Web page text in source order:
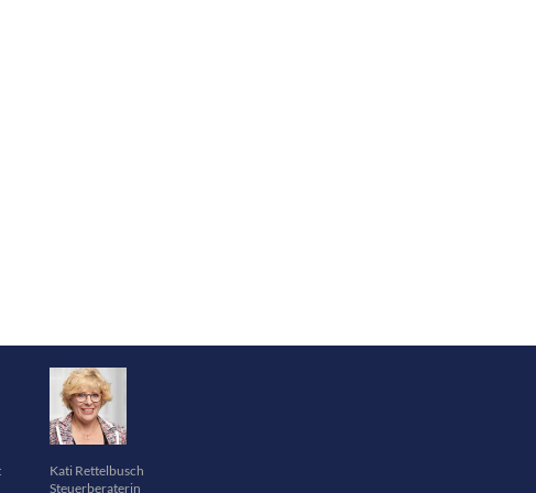
Kati Rettelbusch
Steuerberaterin